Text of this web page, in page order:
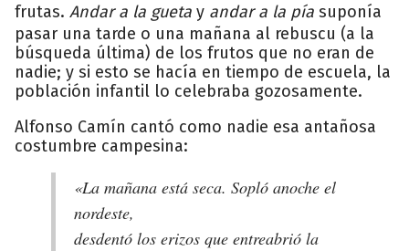
frutas. Andar a la gueta y andar a la pía suponía
pasar una tarde o una mañana al rebuscu (a la
búsqueda última) de los frutos que no eran de
nadie; y si esto se hacía en tiempo de escuela, la
población infantil lo celebraba gozosamente.
Alfonso Camín cantó como nadie esa antañosa
costumbre campesina:
«La mañana está seca. Sopló anoche el
nordeste,
desdentó los erizos que entreabrió la